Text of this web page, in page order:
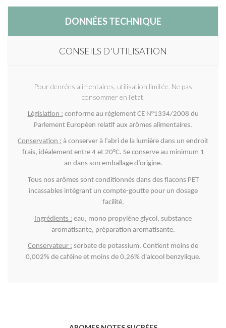
DONNÉES TECHNIQUE
CONSEILS D'UTILISATION
Pour denrées alimentaires, utilisation limitée. Ne pas
consommer en l’état.
Législation : conforme au règlement CE N°1334/2008 du
Parlement Européen relatif aux arômes alimentaires.
Conservation : à conserver à l’abri de la lumière dans un endroit
frais, idéalement entre 4 et 20°C. Se conserve au minimum 1
an dans son emballage d’origine.
Tous nos arômes sont conditionnés dans des flacons PET
incassables intégrant un compte-goutte pour un dosage
facilité.
Ingrédients : eau, mono propylène glycol, substance
aromatisante, préparation aromatisante.
Conservateur : sorbate de potassium. Contient moins de
0,002% de caféine et moins de 0,26% d'alcool benzylique.